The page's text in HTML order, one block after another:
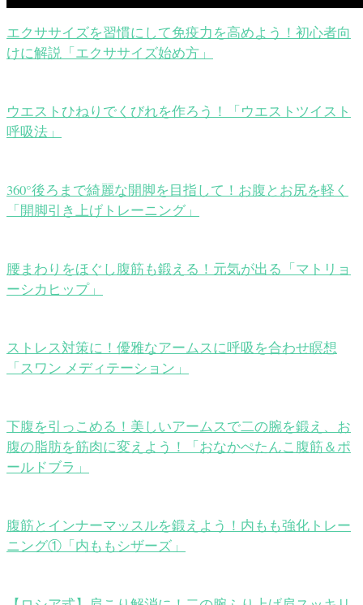
エクササイズを習慣にして免疫力を高めよう！初心者向
けに解説「エクササイズ始め方」
ウエストひねりでくびれを作ろう！「ウエストツイスト
呼吸法」
360°後ろまで綺麗な開脚を目指して！お腹とお尻を軽く
「開脚引き上げトレーニング」
腰まわりをほぐし腹筋も鍛える！元気が出る「マトリョ
ーシカヒップ」
ストレス対策に！優雅なアームスに呼吸を合わせ瞑想
「スワン メディテーション」
下腹を引っこめる！美しいアームスで二の腕を鍛え、お
腹の脂肪を筋肉に変えよう！「おなかぺたんこ腹筋＆ポ
ールドブラ」
腹筋とインナーマッスルを鍛えよう！内もも強化トレー
ニング①「内ももシザーズ」